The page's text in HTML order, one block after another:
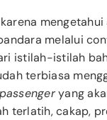
melalui
istilah-istilah
terbiasa
yang
terlatih, cakap,